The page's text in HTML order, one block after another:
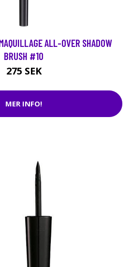
ALL-OVER SHADOW
BRUSH #10
275 SEK
MER INFO!